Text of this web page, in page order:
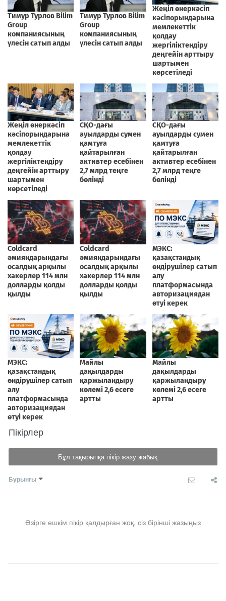
Пікірлер
Бұл тақырыпқа пікір жазу жабық
Бұрынғы
Әзірге ешкім пікір қалдырған жоқ, сіз бірінші жазыңыз